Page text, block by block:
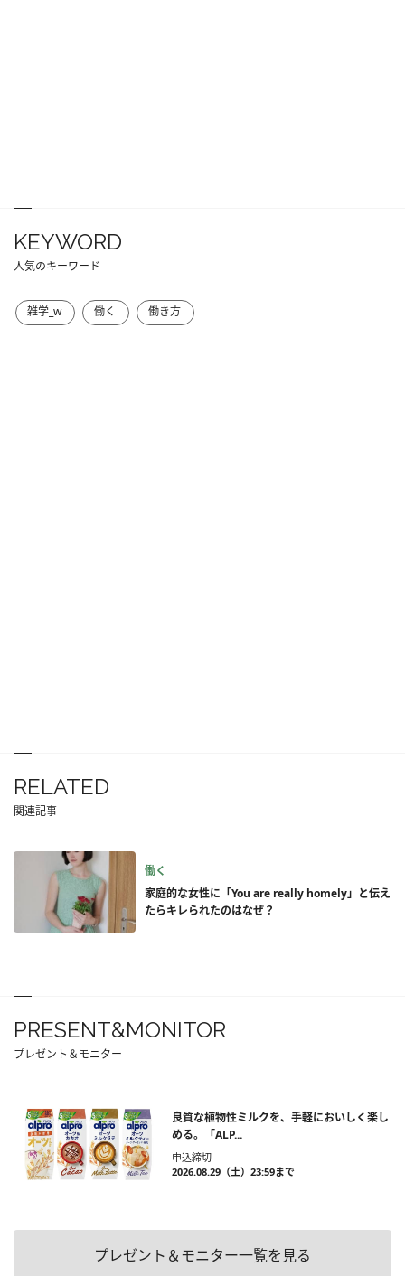
KEYWORD
人気のキーワード
雑学_w 働く 働き方
RELATED
関連記事
働く
家庭的な女性に「You are really homely」と伝え
たらキレられたのはなぜ？
PRESENT&MONITOR
プレゼント＆モニター
良質な植物性ミルクを、手軽においしく楽し
める。「ALP...
申込締切
2026.08.29（土）23:59まで
プレゼント＆モニター一覧を見る